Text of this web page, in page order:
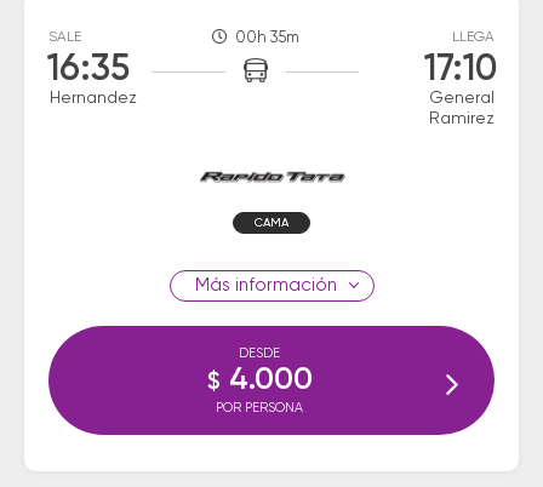
SALE
16:35
Hernandez
00h 35m LLEGA
17:10
General
Ramirez
CAMA
información
DESDE
$ 4.000
POR PERSONA